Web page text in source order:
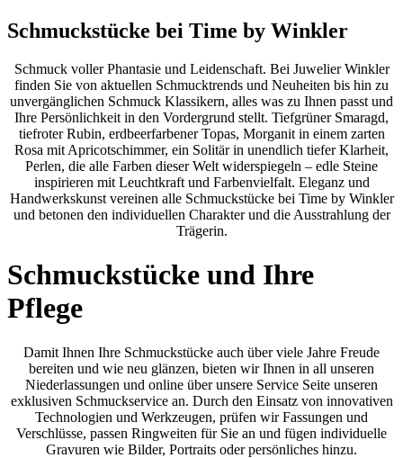
Schmuckstücke bei Time by Winkler
Schmuck voller Phantasie und Leidenschaft. Bei Juwelier Winkler
finden Sie von aktuellen Schmucktrends und Neuheiten bis hin zu
unvergänglichen Schmuck Klassikern, alles was zu Ihnen passt und
Ihre Persönlichkeit in den Vordergrund stellt. Tiefgrüner Smaragd,
tiefroter Rubin, erdbeerfarbener Topas, Morganit in einem zarten
Rosa mit Apricotschimmer, ein Solitär in unendlich tiefer Klarheit,
Perlen, die alle Farben dieser Welt widerspiegeln – edle Steine
inspirieren mit Leuchtkraft und Farbenvielfalt. Eleganz und
Handwerkskunst vereinen alle Schmuckstücke bei Time by Winkler
und betonen den individuellen Charakter und die Ausstrahlung der
Trägerin.
Schmuckstücke und Ihre
Pflege
Damit Ihnen Ihre Schmuckstücke auch über viele Jahre Freude
bereiten und wie neu glänzen, bieten wir Ihnen in all unseren
Niederlassungen und online über unsere Service Seite unseren
exklusiven Schmuckservice an. Durch den Einsatz von innovativen
Technologien und Werkzeugen, prüfen wir Fassungen und
Verschlüsse, passen Ringweiten für Sie an und fügen individuelle
Gravuren wie Bilder, Portraits oder persönliches hinzu.